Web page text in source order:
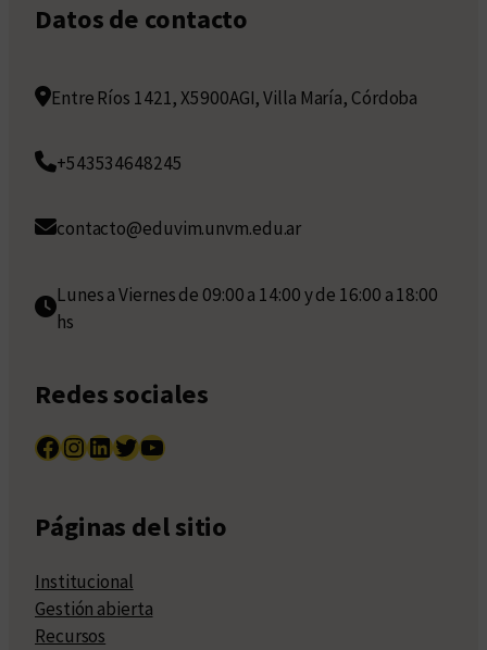
Datos de contacto
Entre Ríos 1421, X5900AGI, Villa María, Córdoba
+543534648245
contacto@eduvim.unvm.edu.ar
Lunes a Viernes de 09:00 a 14:00 y de 16:00 a 18:00
hs
Redes sociales
Facebook InstagramLinkedIn Twitter YouTube
Páginas del sitio
Institucional
Gestión abierta
Recursos